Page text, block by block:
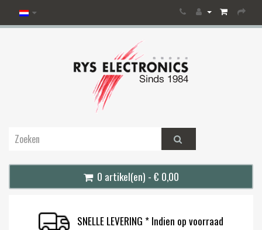
0 artikel(en) - € 0,00
SNELLE LEVERING * Indien op voorraad